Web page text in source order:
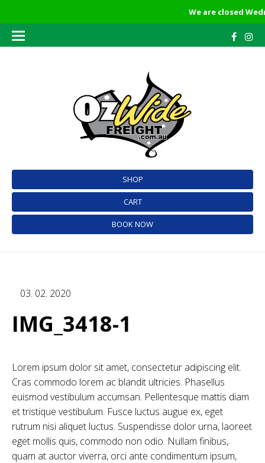
We are closed
SHOP
CART
BOOK NOW
03. 02. 2020
IMG_3418-1
Lorem ipsum dolor sit amet, consectetur adipiscing elit.
Cras commodo lorem ac blandit ultricies. Phasellus
euismod vestibulum accumsan. Pellentesque mattis diam
et tristique vestibulum. Fusce luctus augue ex, eget
rutrum nisi aliquet luctus. Suspendisse dolor urna, laoreet
eget mollis quis, commodo non odio. Nullam finibus,
quam at auctor viverra, orci ante condimentum ipsum,